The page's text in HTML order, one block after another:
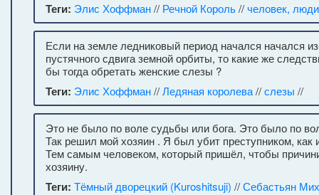
Теги: Элис Хоффман// Речной Король//человек, люди
Если на земле ледниковый период начался начался
пустячного сдвига земной орбиты, то какие же
бы тогда обретать женские слезы ?
Теги: Элис Хоффман//Ледяная королева//слезы //
Это не было по воле судьбы или бога. Это было по
Так решил мой хозяин . Я был убит преступником, как
Тем самым человеком, который пришёл, чтобы
хозяину.
Теги: Тёмный дворецкий (Kuroshitsuji) //Себастьян